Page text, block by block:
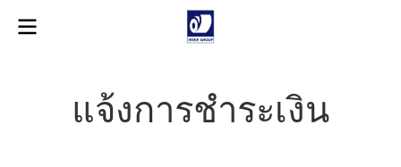
แจ้งการชำระเงิน